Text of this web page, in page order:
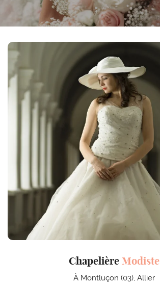
Chapelière Modiste
À Montluçon (03), Allier